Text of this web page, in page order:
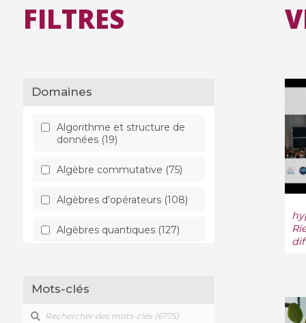
FILTRES
Domaines
Algorithme et structure de
données (19)
Algèbre commutative (75)
Algèbres d'opérateurs (108)
Algèbres quantiques (127)
Analyse fonctionnelle (181)
Analyse numérique (276)
Mots-clés